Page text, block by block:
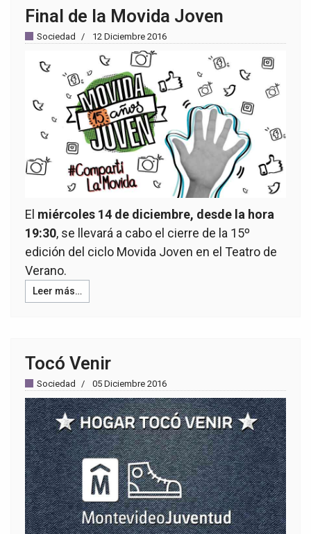
Final de la Movida Joven
Sociedad 12 Diciembre 2016
El miércoles 14 de diciembre, desde la hora
19:30, se llevará a cabo el cierre de la 15º
edición del ciclo Movida Joven en el Teatro de
Verano.
Leer más…
Tocó Venir
Sociedad 05 Diciembre 2016